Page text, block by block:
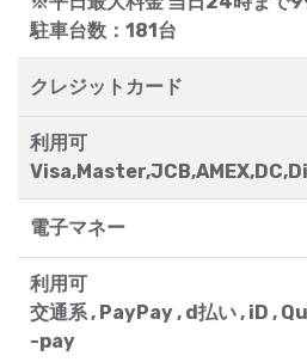
駐車台数：181台
クレジットカード
利用可
電子マネー
利用可
交通系 , PayPay , d払い , iD ,
-pay